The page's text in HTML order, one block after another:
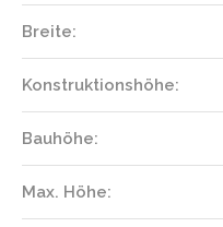
Breite:
Konstruktionshöhe:
Bauhöhe:
Max. Höhe: